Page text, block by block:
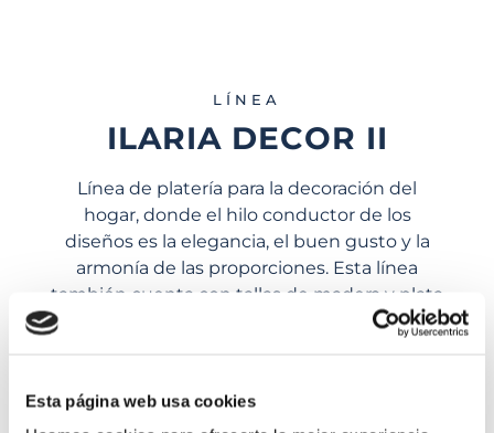
Esta página web usa cookies
LÍNEA
ILARIA DECOR II
Línea de platería para la decoración del
hogar, donde el hilo conductor de los
diseños es la elegancia, el buen gusto y la
armonía de las proporciones. Esta línea
también cuenta con tallas de madera y plata
las cuales representan personajes de la